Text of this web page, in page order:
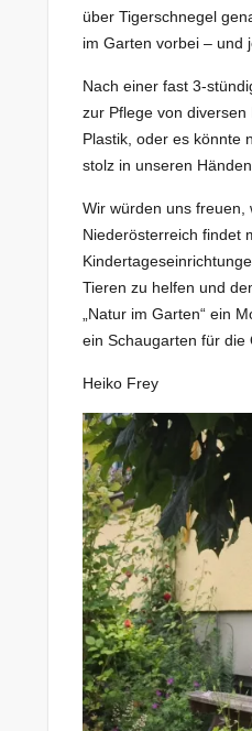
über Tigerschnegel
im Garten vorbei – und
Nach einer fast 3-
zur Pflege von
Plastik, oder es könnte
stolz in unseren Händen.
Wir würden uns freuen,
Niederösterreich findet
Tieren zu helfen und
„Natur im Garten“ ein
ein Schaugarten für die
Heiko Frey